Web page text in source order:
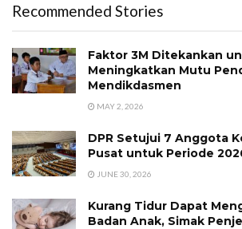
Recommended Stories
Faktor 3M Ditekankan
Meningkatkan Mutu
Mendikdasmen
MAY 2, 2026
DPR Setujui 7 Anggota
Pusat untuk Periode
JUNE 30, 2026
Kurang Tidur Dapat
Badan Anak, Simak